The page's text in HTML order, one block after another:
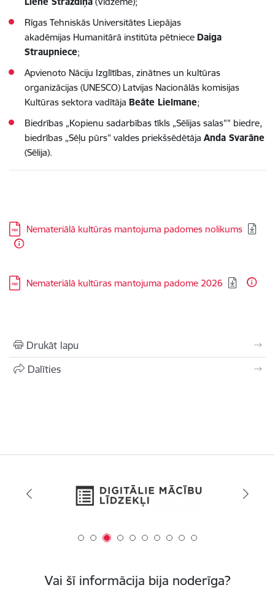
Rīgas Tehniskās Universitātes Liepājas
akadēmijas Humanitārā institūta pētniece Daiga
Straupniece;
Apvienoto Nāciju Izglītības, zinātnes un kultūras
organizācijas (UNESCO) Latvijas Nacionālās komisijas
Kultūras sektora vadītāja Beāte Lielmane;
Biedrības „Kopienu sadarbības tīkls „Sēlijas salas”” biedre,
biedrības „Sēļu pūrs” valdes priekšsēdētāja Anda Svarāne
(Sēlija).
Lejupielādēt:
Nemateriālā kultūras mantojuma padomes nolikums
Lejupielādēt:
Nemateriālā kultūras mantojuma padome 2026
Drukāt lapu
Dalīties
Vai šī informācija bija noderīga?